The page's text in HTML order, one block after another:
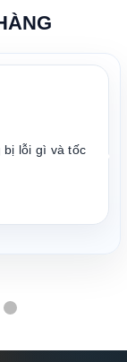
bị lỗi gì và tốc
❯